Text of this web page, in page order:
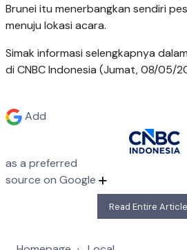
Brunei itu menerbangkan sendiri
menuju lokasi acara.
Simak informasi selengkapnya
di CNBC Indonesia (Jumat, 08/05/
Add
as a preferred
source on Google
Read Entire Article